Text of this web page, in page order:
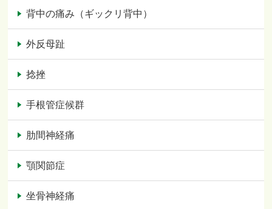
背中の痛み（ギックリ背中）
外反母趾
捻挫
手根管症候群
肋間神経痛
顎関節症
坐骨神経痛